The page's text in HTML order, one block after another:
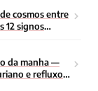
cosmos entre
12 signos
da manha —
e refluxo